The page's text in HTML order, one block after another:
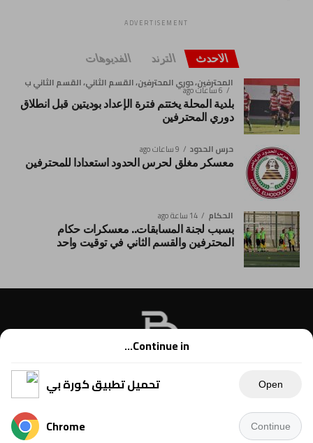
ADVERTISEMENT
الاحدث الترند الفديوهات
المحترفين، دوري المحترفين، القسم الثاني، القسم الثاني ب
6 ساعات ago
بلدية المحلة يختتم فترة الإعداد بوديتين قبل انطلاق
دوري المحترفين
حرس الحدود 9 ساعات ago
معسكر مغلق لحرس الحدود استعدادا للمحترفين
الحكام 14 ساعة ago
بسبب لجنة المسابقات.. معسكرات حكام
المحترفين والقسم الثاني في توقيت واحد
Continue in...
تحميل تطبيق كورة بي
Open
Chrome Continue